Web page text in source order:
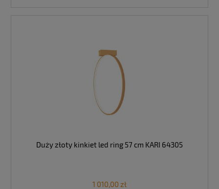
Duży złoty kinkiet led ring 57 cm KARI 64305
1 010,00 zł